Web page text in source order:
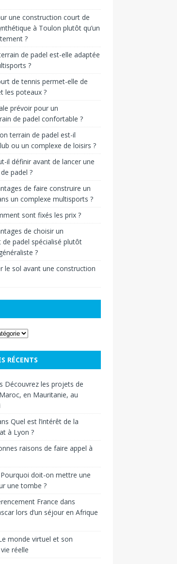
une construction court de
à Toulon plutôt qu’un
?
de padel est-elle adaptée
?
de tennis permet-elle de
les poteaux ?
prévoir pour un
de padel confortable ?
terrain de padel est-il
ou un complexe de loisirs ?
il définir avant de lancer une
padel ?
de faire construire un
un complexe multisports ?
sont fixés les prix ?
de choisir un
padel spécialisé plutôt
?
le sol avant une construction
RÉCENTS
Découvrez les projets de
en Mauritanie, au
Quel est l’intérêt de la
à Lyon ?
raisons de faire appel à
Pourquoi doit-on mettre une
une tombe ?
France dans
lors d’un séjour en Afrique
monde virtuel et son
réelle